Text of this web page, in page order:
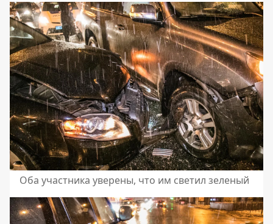
Оба участника уверены, что им светил зеленый